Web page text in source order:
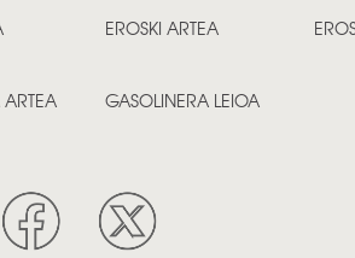
EROSKI ARTEA
GASOLINERA LEIOA